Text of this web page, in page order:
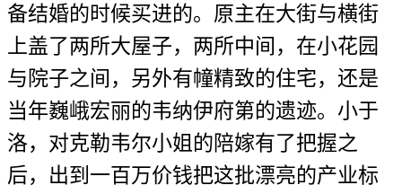
备结婚的时候买进的。原主在大街与横街
上盖了两所大屋子，两所中间，在小花园
与院子之间，另外有幢精致的住宅，还是
当年巍峨宏丽的韦纳伊府第的遗迹。小于
洛，对克勒韦尔小姐的陪嫁有了把握之
后，出到一百万价钱把这批漂亮的产业标